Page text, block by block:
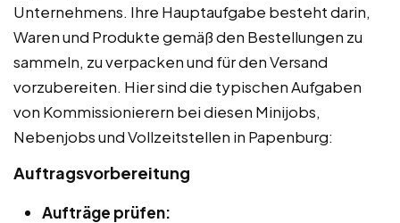
Unternehmens. Ihre Hauptaufgabe besteht darin,
Waren und Produkte gemäß den Bestellungen zu
sammeln, zu verpacken und für den Versand
vorzubereiten. Hier sind die typischen Aufgaben
von Kommissionierern bei diesen Minijobs,
Nebenjobs und Vollzeitstellen in Papenburg:
Auftragsvorbereitung
Aufträge prüfen: